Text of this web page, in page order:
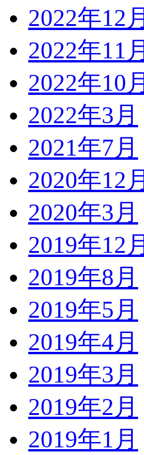
2022年12月
2022年11月
2022年10月
2022年3月
2021年7月
2020年12月
2020年3月
2019年12月
2019年8月
2019年5月
2019年4月
2019年3月
2019年2月
2019年1月